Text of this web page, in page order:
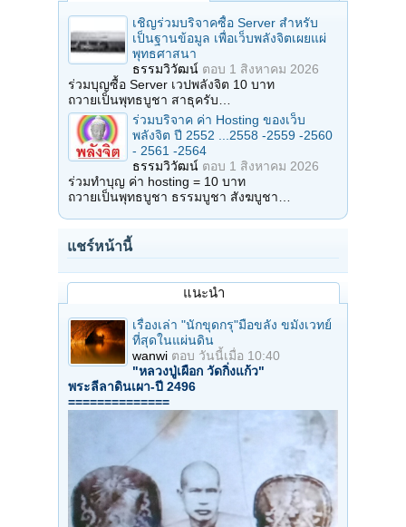
เชิญร่วมบริจาคซื้อ Server สำหรับ
เป็นฐานข้อมูล เพื่อเว็บพลังจิตเผยแผ่
พุทธศาสนา
ธรรมวิวัฒน์ ตอบ 1 สิงหาคม 2026
ร่วมบุญซื้อ Server เวปพลังจิต 10 บาท
ถวายเป็นพุทธบูชา สาธุครับ…
ร่วมบริจาค ค่า Hosting ของเว็บ
พลังจิต ปี 2552 ...2558 -2559 -2560
- 2561 -2564
ธรรมวิวัฒน์ ตอบ 1 สิงหาคม 2026
ร่วมทำบุญ ค่า hosting = 10 บาท
ถวายเป็นพุทธบูชา ธรรมบูชา สังฆบูชา…
แชร์หน้านี้
แนะนำ
เรื่องเล่า "นักขุดกรุ"มือขลัง ขมังเวทย์
ที่สุดในแผ่นดิน
wanwi ตอบ วันนี้เมื่อ 10:40
"หลวงปู่เผือก วัดกิ่งแก้ว"
พระลีลาดินเผา-ปี 2496
==============